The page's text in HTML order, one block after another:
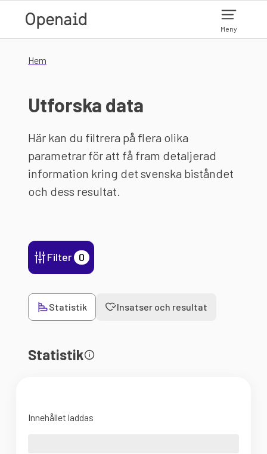
Meny
Hem
Utforska data
Här kan du filtrera på flera olika
parametrar för att få fram detaljerad
information kring det svenska biståndet
och dess resultat.
Filter 0
Statistik Insatser och resultat
Statistik
Innehållet laddas